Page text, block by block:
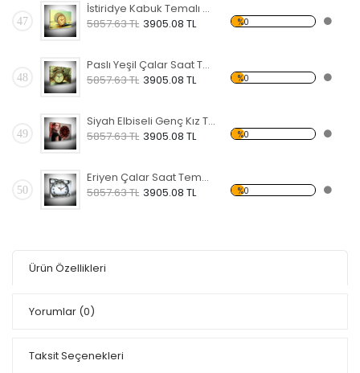
47
İstiridye Kabuk Temalı Kanvas Saat
5857.63 TL 3905.08 TL %0
48
Paslı Yeşil Çalar Saat Temalı Kanvas Saat
5857.63 TL 3905.08 TL %0
49
Siyah Elbiseli Genç Kız Temalı Kanvas Saat
5857.63 TL 3905.08 TL %0
50
Eriyen Çalar Saat Temalı Kanvas Saat
5857.63 TL 3905.08 TL %0
Ürün Özellikleri
Yorumlar (0)
Taksit Seçenekleri